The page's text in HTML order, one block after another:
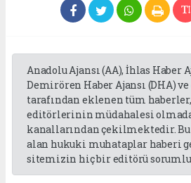
Anadolu Ajansı (AA), İhlas Haber
Demirören Haber Ajansı (DHA)
tarafından eklenen tüm
editörlerinin müdahalesi
kanallarından çekilmektedir.
alan hukuki muhataplar haberi
sitemizin hiç bir editörü sorumlu